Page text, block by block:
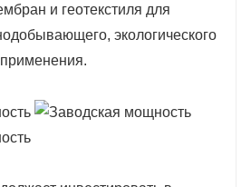
и геотекстиля для
экологического
применения.